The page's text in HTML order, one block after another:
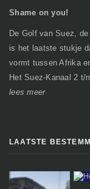
Shame on you!
De Golf van Suez,
is het laatste stukje
vormt tussen Afrika
Het Suez-Kanaal 2 t/
lees meer
LAATSTE